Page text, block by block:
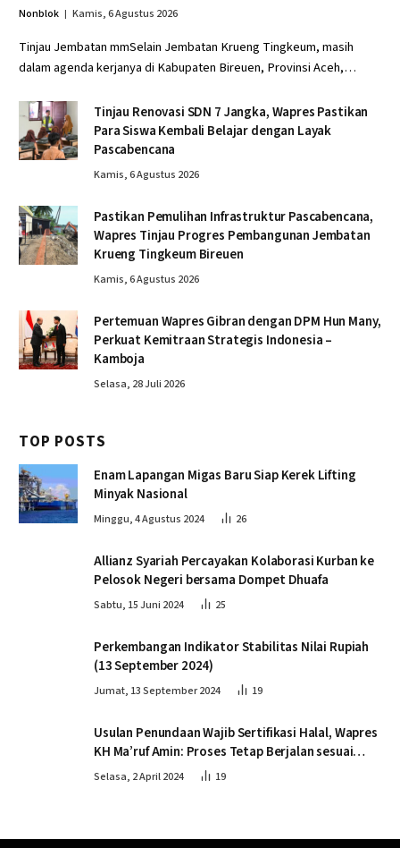
Nonblok Kamis, 6 Agustus 2026
Tinjau Jembatan mmSelain Jembatan Krueng Tingkeum, masih
dalam agenda kerjanya di Kabupaten Bireuen, Provinsi Aceh,…
Tinjau Renovasi SDN 7 Jangka, Wapres Pastikan
Para Siswa Kembali Belajar dengan Layak
Pascabencana
Kamis, 6 Agustus 2026
Pastikan Pemulihan Infrastruktur Pascabencana,
Wapres Tinjau Progres Pembangunan Jembatan
Krueng Tingkeum Bireuen
Kamis, 6 Agustus 2026
Pertemuan Wapres Gibran dengan DPM Hun Many,
Perkuat Kemitraan Strategis Indonesia –
Kamboja
Selasa, 28 Juli 2026
TOP POSTS
Enam Lapangan Migas Baru Siap Kerek Lifting
Minyak Nasional
Minggu, 4 Agustus 2024 26
Allianz Syariah Percayakan Kolaborasi Kurban ke
Pelosok Negeri bersama Dompet Dhuafa
Sabtu, 15 Juni 2024 25
Perkembangan Indikator Stabilitas Nilai Rupiah
(13 September 2024)
Jumat, 13 September 2024 19
Usulan Penundaan Wajib Sertifikasi Halal, Wapres
KH Ma’ruf Amin: Proses Tetap Berjalan sesuai
Penahapan
Selasa, 2 April 2024 19